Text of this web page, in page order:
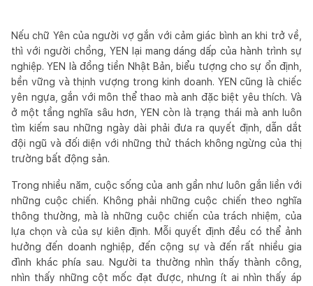
Nếu chữ Yên của người vợ gắn với cảm giác bình an khi trở về,
thì với người chồng, YEN lại mang dáng dấp của hành trình sự
nghiệp. YEN là đồng tiền Nhật Bản, biểu tượng cho sự ổn định,
bền vững và thịnh vượng trong kinh doanh. YEN cũng là chiếc
yên ngựa, gắn với môn thể thao mà anh đặc biệt yêu thích. Và
ở một tầng nghĩa sâu hơn, YEN còn là trạng thái mà anh luôn
tìm kiếm sau những ngày dài phải đưa ra quyết định, dẫn dắt
đội ngũ và đối diện với những thử thách không ngừng của thị
trường bất động sản.
Trong nhiều năm, cuộc sống của anh gần như luôn gắn liền với
những cuộc chiến. Không phải những cuộc chiến theo nghĩa
thông thường, mà là những cuộc chiến của trách nhiệm, của
lựa chọn và của sự kiên định. Mỗi quyết định đều có thể ảnh
hưởng đến doanh nghiệp, đến cộng sự và đến rất nhiều gia
đình khác phía sau. Người ta thường nhìn thấy thành công,
nhìn thấy những cột mốc đạt được, nhưng ít ai nhìn thấy áp